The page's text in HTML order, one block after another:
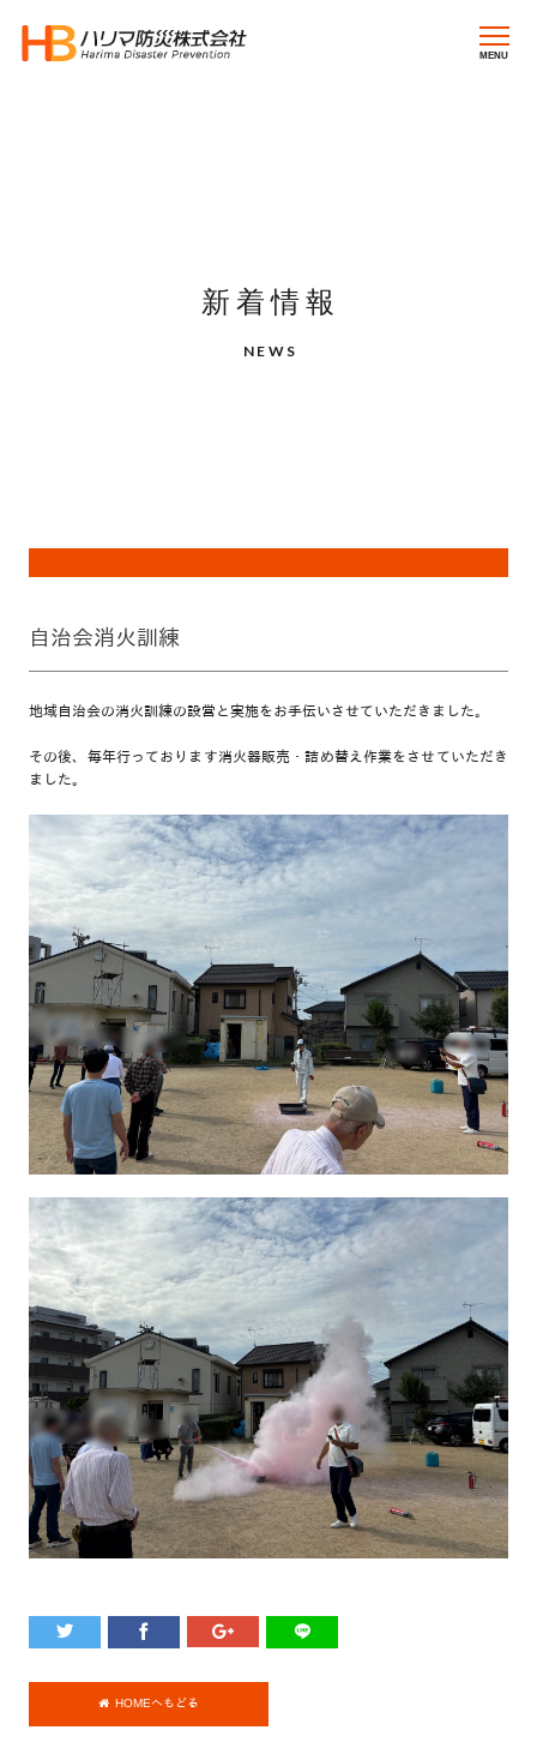
MENU
新着情報
NEWS
自治会消火訓練
地域自治会の消火訓練の設営と実施をお手伝いさせていただきました。
その後、毎年行っております消火器販売・詰め替え作業をさせていただき
ました。
HOMEへもどる